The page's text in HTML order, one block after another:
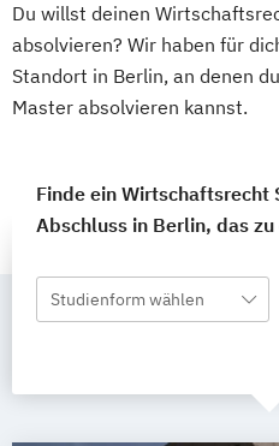
Du willst deinen
absolvieren? Wir haben für
Standort in Berlin, an denen
Master absolvieren kannst.
Finde ein Wirtschaftsrecht
Abschluss in Berlin, das
Studienform wählen